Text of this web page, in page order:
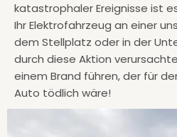
katastrophaler Ereignisse ist
Ihr Elektrofahrzeug an einer
dem Stellplatz oder in der
durch diese Aktion
einem Brand führen, der für
Auto tödlich wäre!